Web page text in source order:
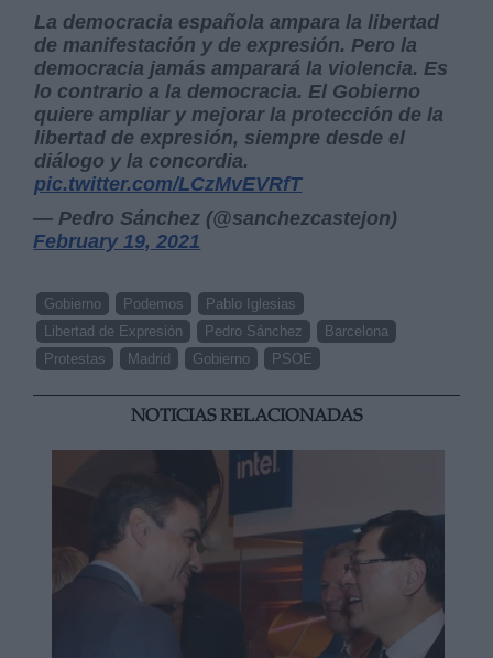
La democracia española ampara la libertad
de manifestación y de expresión. Pero la
democracia jamás amparará la violencia. Es
lo contrario a la democracia. El Gobierno
quiere ampliar y mejorar la protección de la
libertad de expresión, siempre desde el
diálogo y la concordia.
pic.twitter.com/LCzMvEVRfT
— Pedro Sánchez (@sanchezcastejon)
February 19, 2021
Gobierno Podemos
Pablo Iglesias
Libertad de Expresión
Pedro Sánchez
Barcelona
Protestas
Madrid Gobierno PSOE
NOTICIAS RELACIONADAS